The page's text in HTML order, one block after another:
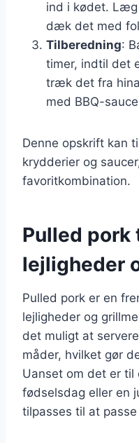
ind i kødet.
dæk det med
Tilberedning:
timer, indtil det
træk det fra
med BBQ-
Denne opskrift kan
krydderier og
favoritkombination.
Pulled
lejligheder
Pulled pork er en
lejligheder og
det muligt at
måder, hvilket gør
Uanset om det er til
fødselsdag eller en
tilpasses til at